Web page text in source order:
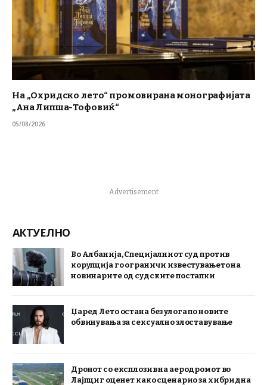
На „Охридско лето“ промовирана монографијата
„Ана Липша-Тофовиќ“
05/08/2026
Advertisement
АКТУЕЛНО
Во Албанија, Специјалниот суд против
корупција го ограничи известувањето на
новинарите од судските постапки
Џаред Лето остана без улога по новите
обвинувања за сексуално злоставување
Дронот со експлозив на аеродромот во
Лајпциг оценет како сценарио за хибридна